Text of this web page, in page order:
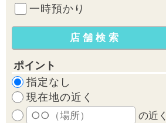
一時預かり
ポイント
指定なし
現在地の近く
の近く